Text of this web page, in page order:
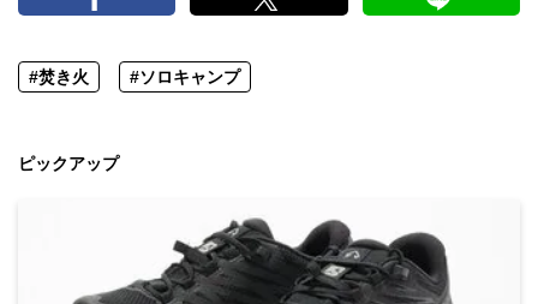
#焚き火 #ソロキャンプ
ピックアップ